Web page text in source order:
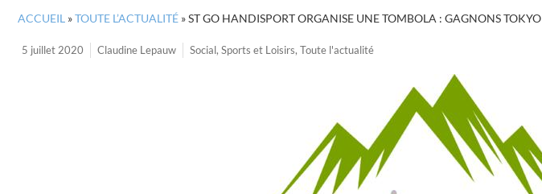
ACCUEIL »TOUTE L’ACTUALITÉ »ST GO HANDISPORT ORGANISE UNE TOMBOLA : GAGNONS TOKYO
5 juillet 2020 Claudine Lepauw Social, Sports et Loisirs, Toute l'actualité